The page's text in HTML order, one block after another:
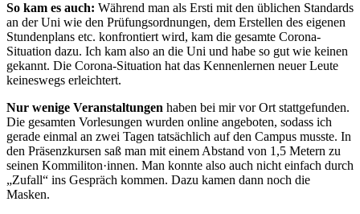
So kam es auch: Während man als Ersti mit den üblichen Standards
an der Uni wie den Prüfungsordnungen, dem Erstellen des eigenen
Stundenplans etc. konfrontiert wird, kam die gesamte Corona-
Situation dazu. Ich kam also an die Uni und habe so gut wie keinen
gekannt. Die Corona-Situation hat das Kennenlernen neuer Leute
keineswegs erleichtert.
Nur wenige Veranstaltungen haben bei mir vor Ort stattgefunden.
Die gesamten Vorlesungen wurden online angeboten, sodass ich
gerade einmal an zwei Tagen tatsächlich auf den Campus musste. In
den Präsenzkursen saß man mit einem Abstand von 1,5 Metern zu
seinen Kommiliton·innen. Man konnte also auch nicht einfach durch
„Zufall“ ins Gespräch kommen. Dazu kamen dann noch die
Masken.